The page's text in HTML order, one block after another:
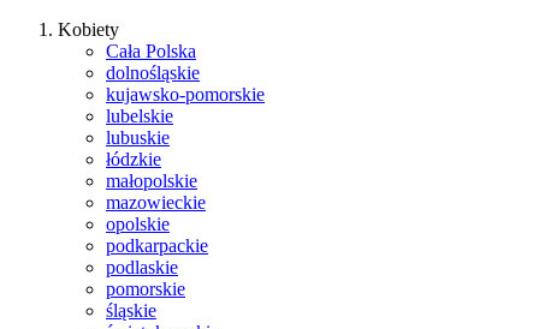
Kobiety
Cała Polska
dolnośląskie
kujawsko-pomorskie
lubelskie
lubuskie
łódzkie
małopolskie
mazowieckie
opolskie
podkarpackie
podlaskie
pomorskie
śląskie